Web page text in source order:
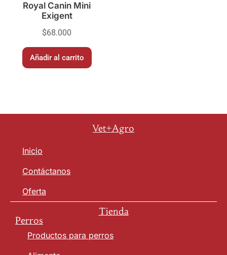
Royal Canin Mini
Exigent
$68.000
Añadir al carrito
Vet+Agro
Inicio
Contáctanos
Oferta
Tienda
Perros
Productos para perros